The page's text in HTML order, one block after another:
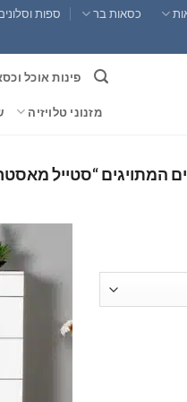
כסאות בר ספות
פינות אוכל
מזנוני טלויזיה
המתויגים “סטייל